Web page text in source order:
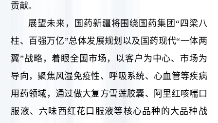
贡献。
展望未来，国药新疆将围绕国药集团“四梁八
柱、百强万亿”总体发展规划以及国药现代“一体两
翼”战略，着眼全国市场，以客户为中心、市场为
导向，聚焦风湿免疫性、呼吸系统、心血管等疾病
用药领域，通过做大复方雪莲胶囊、阿里红咳喘口
服液、六味西红花口服液等核心品种的大品种战